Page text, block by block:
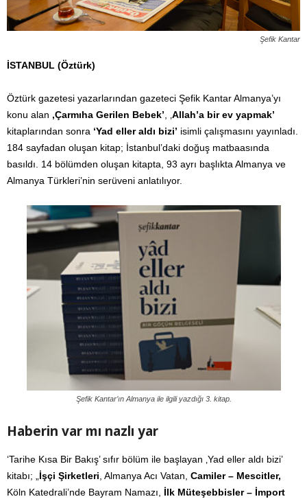
Şefik Kantar
İSTANBUL (Öztürk)
Öztürk gazetesi yazarlarından gazeteci Şefik Kantar Almanya’yı
konu alan ‚Çarmıha Gerilen Bebek’
Allah’a bir ev yapmak’
kitaplarından sonra ‘Yad eller aldı bizi’ isimli çalışmasını yayınladı.
184 sayfadan oluşan kitap; İstanbul’daki doğuş matbaasında
basıldı. 14 bölümden oluşan kitapta, 93 ayrı başlıkta Almanya ve
Almanya Türkleri’nin serüveni anlatılıyor.
Şefik Kantar’ın Almanya ile ilgili yazdığı 3. kitap.
Haberin var mı nazlı yar
‘Tarihe Kısa Bir Bakış’ sıfır bölüm ile başlayan ‚Yad eller aldı bizi’
kitabı; „İşçi Şirketleri, Almanya Acı Vatan, Camiler – Mescitler,
Köln Katedrali’nde Bayram Namazı, İlk Müteşebbisler – İmport